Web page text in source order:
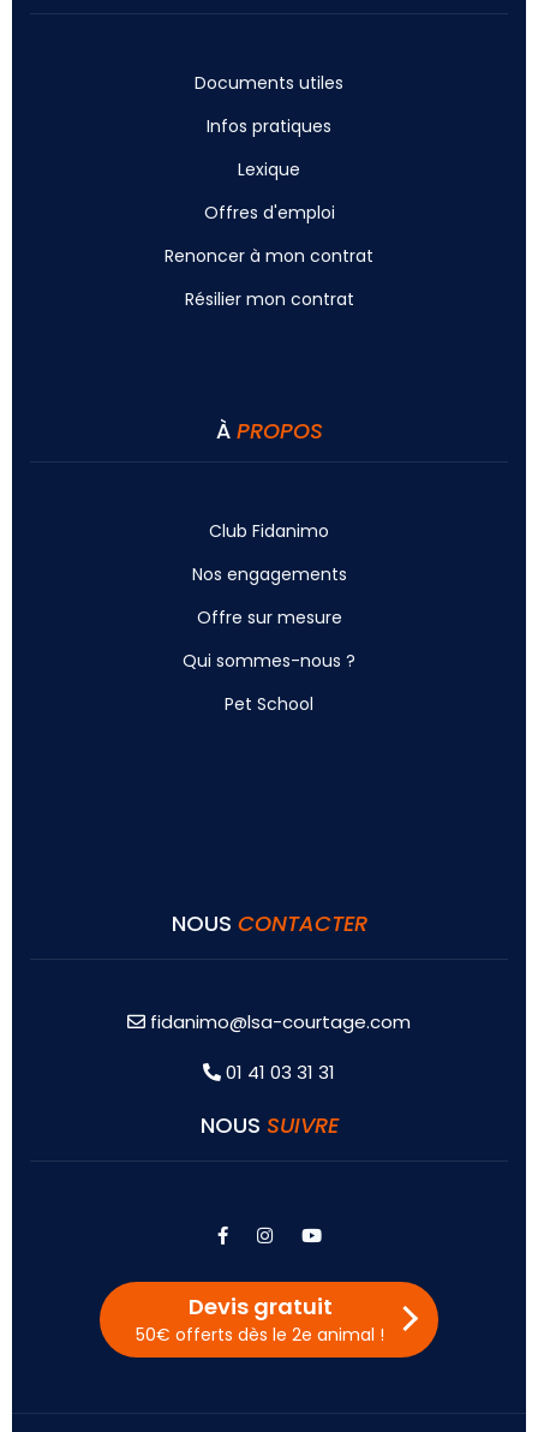
Documents utiles
Infos pratiques
Lexique
Offres d'emploi
Renoncer à mon contrat
Résilier mon contrat
À PROPOS
Club Fidanimo
Nos engagements
Offre sur mesure
Qui sommes-nous ?
Pet School
NOUS CONTACTER
fidanimo@lsa-courtage.com
01 41 03 31 31
NOUS SUIVRE
facebookinstagramyoutube
Devis gratuit
50€ offerts dès le 2e animal !